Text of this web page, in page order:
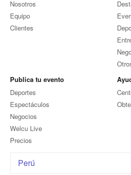
Nosotros
Equipo
Clientes
Publica tu evento
Deportes
Espectáculos
Negocios
Welcu Live
Precios
Perú